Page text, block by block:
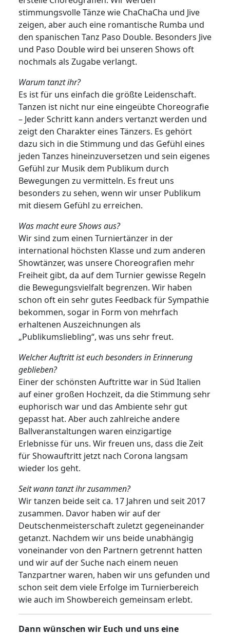
stimmungsvolle Tänze wie ChaChaCha und Jive
zeigen, aber auch eine romantische Rumba und
den spanischen Tanz Paso Double. Besonders Jive
und Paso Double wird bei unseren Shows oft
nochmals als Zugabe verlangt.
Warum tanzt ihr?
Es ist für uns einfach die größte Leidenschaft.
Tanzen ist nicht nur eine eingeübte Choreografie
– Jeder Schritt kann anders vertanzt werden und
zeigt den Charakter eines Tänzers. Es gehört
dazu sich in die Stimmung und das Gefühl eines
jeden Tanzes hineinzuversetzen und sein eigenes
Gefühl zur Musik dem Publikum durch
Bewegungen zu vermitteln. Es freut uns
besonders zu sehen, wenn wir unser Publikum
mit diesem Gefühl zu erreichen.
Was macht eure Shows aus?
Wir sind zum einen Turniertänzer in der
international höchsten Klasse und zum anderen
Showtänzer, was unsere Choreografien mehr
Freiheit gibt, da auf dem Turnier gewisse Regeln
die Bewegungsvielfalt begrenzen. Wir haben
schon oft ein sehr gutes Feedback für Sympathie
bekommen, sogar in Form von mehrfach
erhaltenen Auszeichnungen als
„Publikumsliebling“, was uns sehr freut.
Welcher Auftritt ist euch besonders in Erinnerung
geblieben?
Einer der schönsten Auftritte war in Süd Italien
auf einer großen Hochzeit, da die Stimmung sehr
euphorisch war und das Ambiente sehr gut
gepasst hat. Aber auch zahlreiche andere
Ballveranstaltungen waren einzigartige
Erlebnisse für uns. Wir freuen uns, dass die Zeit
für Showauftritt jetzt nach Corona langsam
wieder los geht.
Seit wann tanzt ihr zusammen?
Wir tanzen beide seit ca. 17 Jahren und seit 2017
zusammen. Davor haben wir auf der
Deutschenmeisterschaft zuletzt gegeneinander
getanzt. Nachdem wir uns beide unabhängig
voneinander von den Partnern getrennt hatten
und wir auf der Suche nach einem neuen
Tanzpartner waren, haben wir uns gefunden und
schon seit dem viele Erfolge im Turnierbereich
wie auch im Showbereich gemeinsam erlebt.
Dann wünschen wir Euch und uns eine